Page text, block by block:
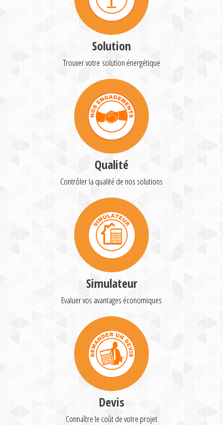
Solution
Trouver votre solution énergétique
Qualité
Contrôler la qualité de nos solutions
Simulateur
Evaluer vos avantages économiques
Devis
Connaître le coût de votre projet